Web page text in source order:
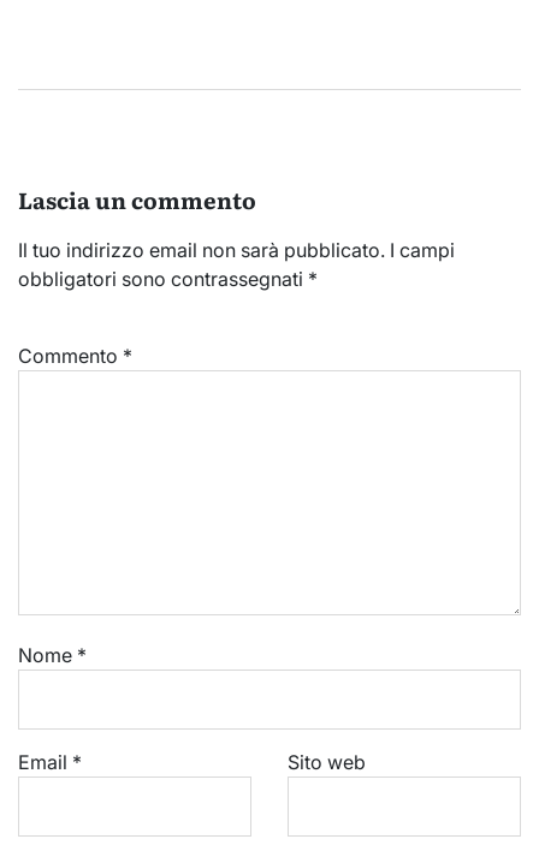
Lascia un commento
Il tuo indirizzo email non sarà pubblicato. I campi
obbligatori sono contrassegnati *
Commento *
Nome *
Email * Sito web